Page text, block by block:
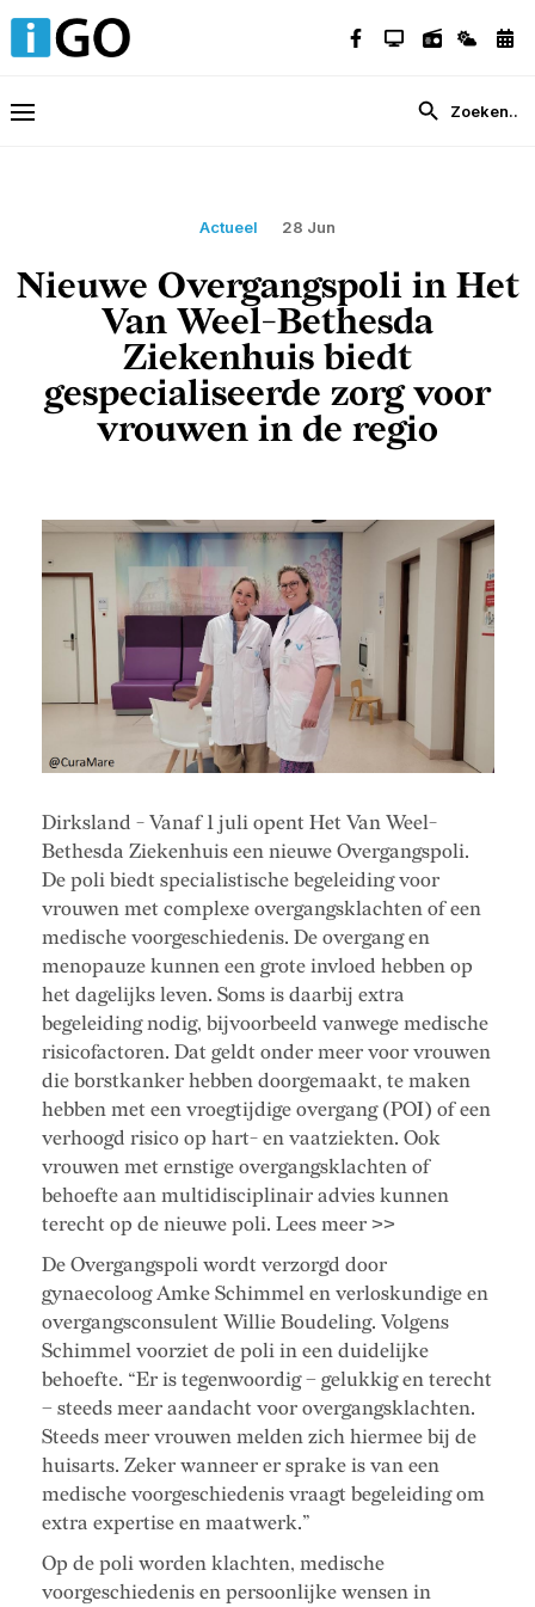
Actueel 28 Jun
Nieuwe Overgangspoli in Het
Van Weel-Bethesda
Ziekenhuis biedt
gespecialiseerde zorg voor
vrouwen in de regio
Dirksland - Vanaf 1 juli opent Het Van Weel-
Bethesda Ziekenhuis een nieuwe Overgangspoli.
De poli biedt specialistische begeleiding voor
vrouwen met complexe overgangsklachten of een
medische voorgeschiedenis. De overgang en
menopauze kunnen een grote invloed hebben op
het dagelijks leven. Soms is daarbij extra
begeleiding nodig, bijvoorbeeld vanwege medische
risicofactoren. Dat geldt onder meer voor vrouwen
die borstkanker hebben doorgemaakt, te maken
hebben met een vroegtijdige overgang (POI) of een
verhoogd risico op hart- en vaatziekten. Ook
vrouwen met ernstige overgangsklachten of
behoefte aan multidisciplinair advies kunnen
terecht op de nieuwe poli. Lees meer >>
De Overgangspoli wordt verzorgd door
gynaecoloog Amke Schimmel en verloskundige en
overgangsconsulent Willie Boudeling. Volgens
Schimmel voorziet de poli in een duidelijke
behoefte. “Er is tegenwoordig – gelukkig en terecht
– steeds meer aandacht voor overgangsklachten.
Steeds meer vrouwen melden zich hiermee bij de
huisarts. Zeker wanneer er sprake is van een
medische voorgeschiedenis vraagt begeleiding om
extra expertise en maatwerk.”
Op de poli worden klachten, medische
voorgeschiedenis en persoonlijke wensen in